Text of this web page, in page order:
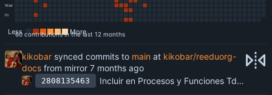
60 contributions in the last 12 months
Wed
Fri
Less More
kikobar synced commits to main at kikobar/reeduorg-
docs from mirror
2808135463 Incluir en Procesos y Funciones TdR, una lista tentativa de procesos contrastada contra la lista de areas focales del proyecto.